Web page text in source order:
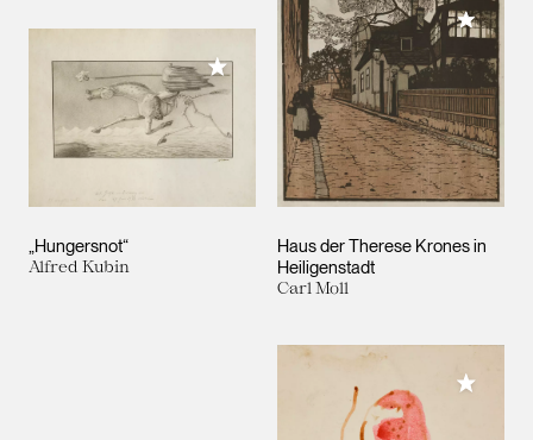
„Hungersnot“
Alfred Kubin
Meiner Sammlung hinzufügen
Haus der Therese Krones in
Heiligenstadt
Carl Moll
Meiner
Meiner